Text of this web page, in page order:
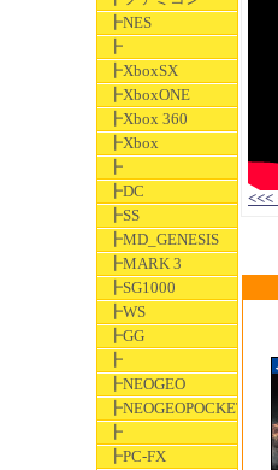
┣NES
┣
┣XboxSX
┣XboxONE
┣Xbox 360
┣Xbox
┣
┣DC
┣SS
┣MD_GENESIS
┣MARK 3
┣SG1000
┣WS
┣GG
┣
┣NEOGEO
┣NEOGEOPOCKET
┣
┣PC-FX